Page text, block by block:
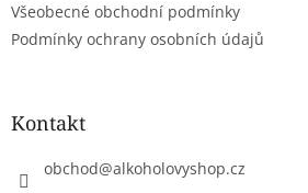
Všeobecné obchodní podmínky
Podmínky ochrany osobních údajů
Kontakt
obchod@alkoholovyshop.cz